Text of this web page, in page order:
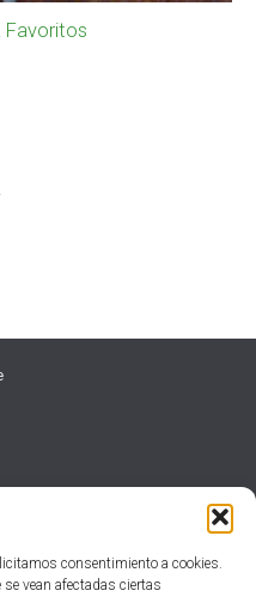
consentimiento a cookies.
vean afectadas ciertas
Favoritos